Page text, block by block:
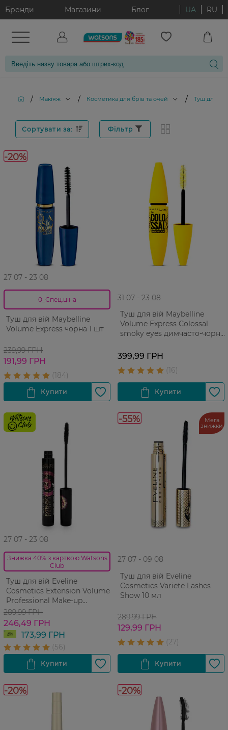
Бренди Магазини Блог UA RU
/ Макіяж / Косметика для брів та очей / Туш для вій
Сортувати за: Фільтр
-20%
27 07 - 23 08
0_Спец.ціна
Туш для вій Maybelline
Volume Express чорна 1 шт
239,99 ГРН
191,99 ГРН
31 07 - 23 08
Туш для вій Maybelline
Volume Express Colossal
smoky eyes димчасто-чорна
399,99 ГРН
27 07 - 23 08
Знижка 40% з карткою Watsons
Club
Туш для вій Eveline
Cosmetics Extension Volume
Professional Make-up
Екстремальний Об'єм і
Подовження x10 10 мл
289,99 ГРН
246,49 ГРН
173,99 ГРН
-55% Мега
знижки
27 07 - 09 08
Туш для вій Eveline
Cosmetics Variete Lashes
Show 10 мл
289,99 ГРН
129,99 ГРН
-20% -20%